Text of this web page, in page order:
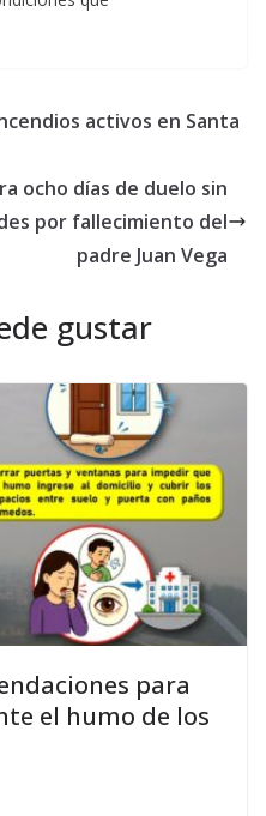
activos en Santa
ocho días de duelo sin
por fallecimiento del
padre Juan Vega
gustar
para
el humo de los